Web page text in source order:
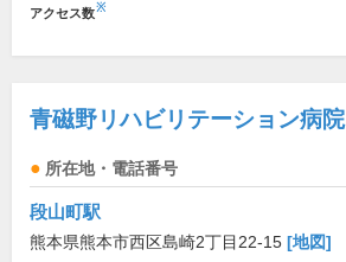
アクセス数※
青磁野リハビリテーション病院
所在地・電話番号
段山町駅
熊本県熊本市西区島崎2丁目22-15 [地図]